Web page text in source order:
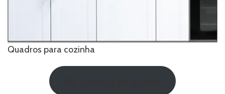
Quadros para cozinha